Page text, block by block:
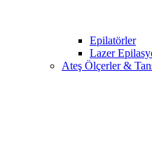
Epilatörler
Lazer
Ateş Ölçerler &